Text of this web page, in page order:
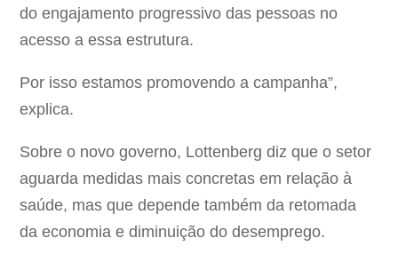
do engajamento progressivo das pessoas no
acesso a essa estrutura.
Por isso estamos promovendo a campanha”,
explica.
Sobre o novo governo, Lottenberg diz que o setor
aguarda medidas mais concretas em relação à
saúde, mas que depende também da retomada
da economia e diminuição do desemprego.